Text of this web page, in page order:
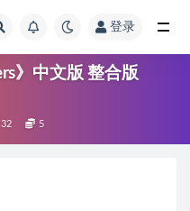
登录
》中文版 整合版
5